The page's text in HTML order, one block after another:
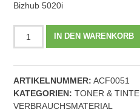
Bizhub 5020i
Konica
Toner
-
TN-
P75
IN DEN WARENKORB
ARTIKELNUMMER: ACF0051
KATEGORIEN: TONER & TINTE
VERBRAUCHSMATERIAL